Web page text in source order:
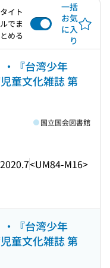
タイト
ルでま
とめる
一括
お気
に入
り
・『台湾少年
童文化雑誌 第
2020.7<UM84-M16>
国立国会図書館
・『台湾少年
童文化雑誌 第